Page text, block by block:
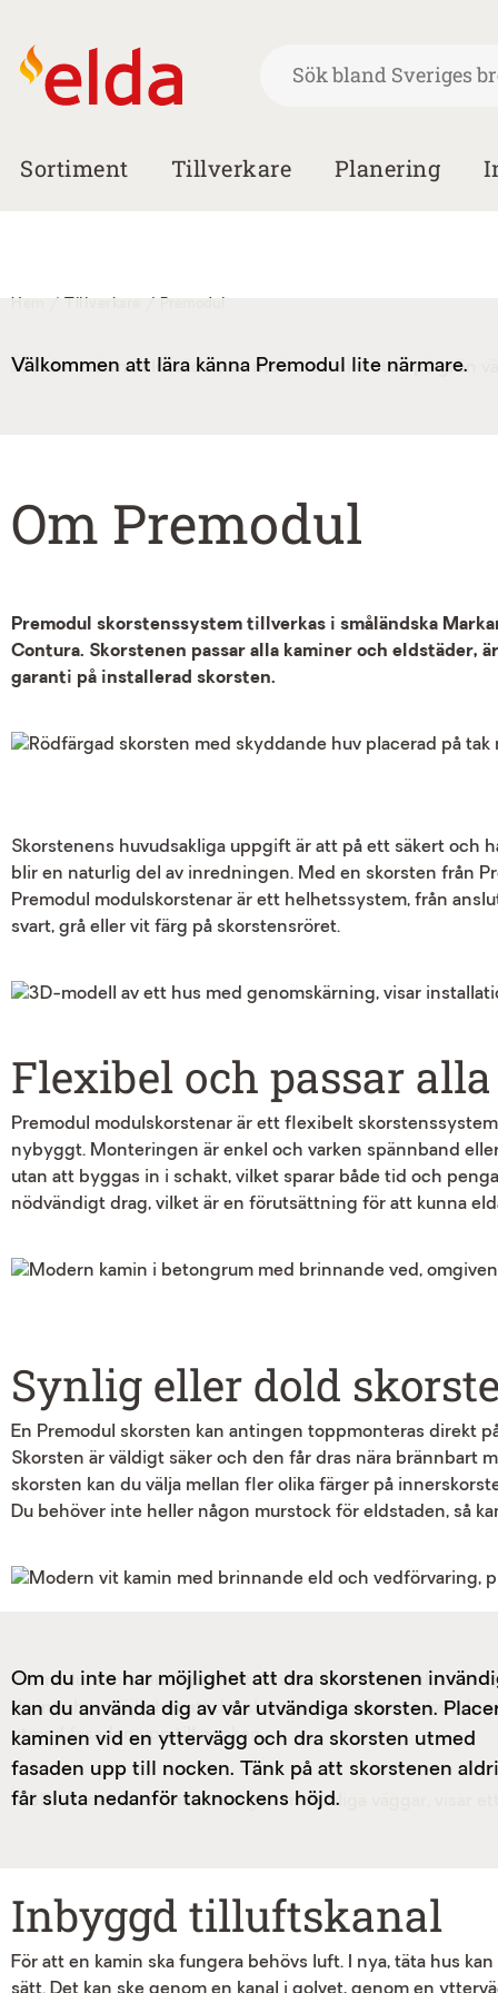
Sortiment Tillverkare Planering
Välkommen att lära känna Premodul lite närmare.
Om Premodul
Premodul skorstenssystem tillverkas i småländska
Contura. Skorstenen passar alla kaminer och eldstäder,
garanti på installerad skorsten.
Skorstenens huvudsakliga uppgift är att på ett säkert och
blir en naturlig del av inredningen. Med en skorsten från
Premodul modulskorstenar är ett helhetssystem, från
svart, grå eller vit färg på skorstensröret.
Flexibel och passar
Premodul modulskorstenar är ett flexibelt
nybyggt. Monteringen är enkel och varken spännband
utan att byggas in i schakt, vilket sparar både tid och
nödvändigt drag, vilket är en förutsättning för att kunna
Synlig eller dold
En Premodul skorsten kan antingen toppmonteras direkt
Skorsten är väldigt säker och den får dras nära brännbart
skorsten kan du välja mellan fler olika färger på
Du behöver inte heller någon murstock för eldstaden, så
Premodul skorsten är oerhört flexibel och kan vinklas och
du inte har möjlighet att dra skorstenen invändigt, kan du
utmed fasaden upp till nocken.
Om du inte har möjlighet att dra skorstenen
kan du använda dig av vår utvändiga skorsten.
kaminen vid en yttervägg och dra skorsten utmed
fasaden upp till nocken. Tänk på att skorstenen
får sluta nedanför taknockens höjd.
Inbyggd tilluftskanal
För att en kamin ska fungera behövs luft. I nya, täta hus